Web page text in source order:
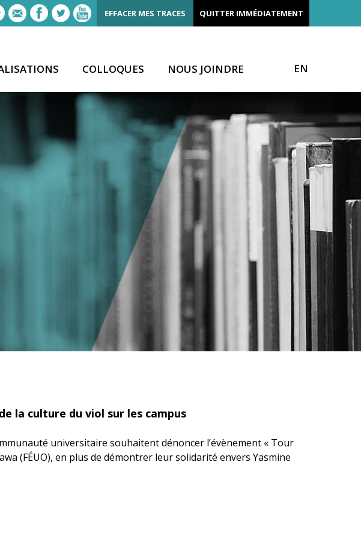
COLLOQUES NOUS JOINDRE
EFFACER MES TRACES QUITTER IMMÉDIATEMENT
EN
la culture du viol sur les campus
universitaire souhaitent dénoncer l’évènement « Tour
(FÉUO), en plus de démontrer leur solidarité envers Yasmine